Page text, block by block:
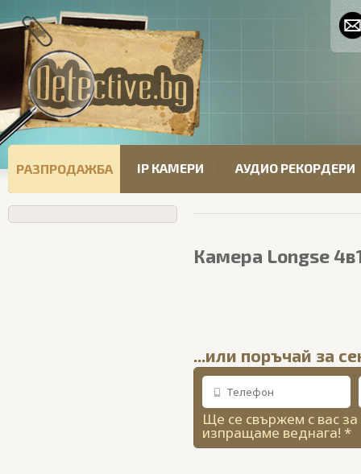
РАЗПРОДАЖБА IP КАМЕРИ АУДИО РЕКОРДЕРИ
Камера Longse
...или поръчай за
Ще се свържем с вас
изпращаме веднага! *